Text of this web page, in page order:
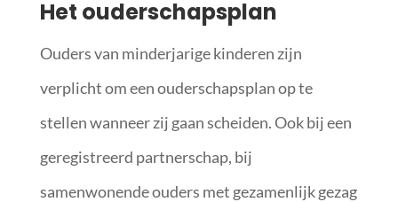
Het ouderschapsplan
Ouders van minderjarige kinderen zijn
verplicht om een ouderschapsplan op te
stellen wanneer zij gaan scheiden. Ook bij een
geregistreerd partnerschap, bij
samenwonende ouders met gezamenlijk gezag